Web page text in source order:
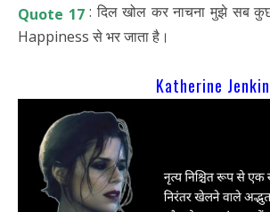
Quote 17: दिल खोल कर नाचना मुझे सब
Happiness से भर जाता है।
Katherine